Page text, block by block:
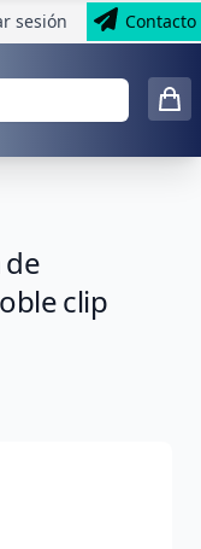
sesión Contacto
de
clip